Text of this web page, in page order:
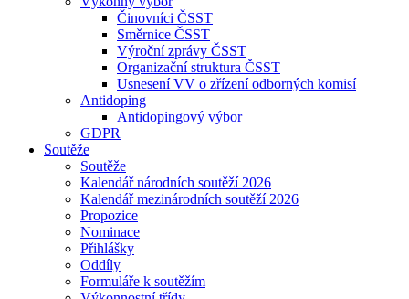
Činovníci ČSST
Směrnice ČSST
Výroční zprávy ČSST
Organizační struktura ČSST
Usnesení VV o zřízení odborných komisí
Antidoping
Antidopingový výbor
GDPR
Soutěže
Soutěže
Kalendář národních soutěží 2026
Kalendář mezinárodních soutěží 2026
Propozice
Nominace
Přihlášky
Oddíly
Formuláře k soutěžím